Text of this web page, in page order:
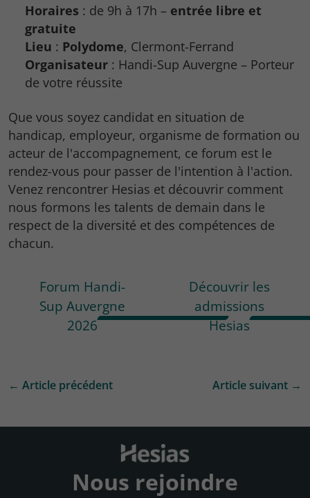
Horaires : de 9h à 17h – entrée libre et
gratuite
Lieu : Polydome, Clermont-Ferrand
Organisateur : Handi-Sup Auvergne – Porteur
de votre réussite
Que vous soyez candidat en situation de
handicap, employeur, organisme de formation ou
acteur de l'accompagnement, ce forum est le
rendez-vous pour passer de l'intention à l'action.
Venez rencontrer Hesias et découvrir comment
nous formons les talents de demain dans le
respect de la diversité et des compétences de
chacun.
Forum Handi-
Sup Auvergne
2026
Découvrir les
admissions
Hesias
← Article précédent Article suivant →
Nous rejoindre